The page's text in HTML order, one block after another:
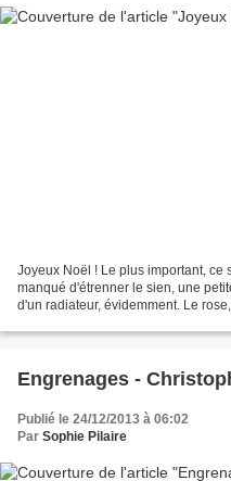
Joyeux Noël ! Le plus important, ce
manqué d'étrenner le sien, une
d'un radiateur, évidemment. Le
Engrenages -
Publié le 24/12/2013 à 06:02
Par Sophie Pilaire